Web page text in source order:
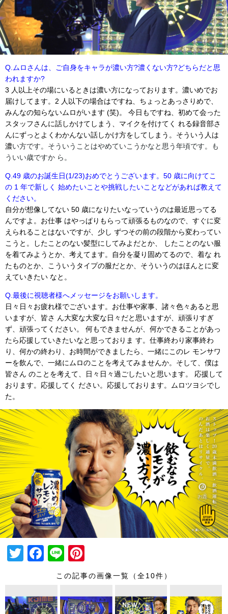
Q.ムロさんは、ご自身をキャラが濃い方?濃くない方?どちらだと思
われますか?
3 人以上その場にいるときは濃い方になっております。濃いめでお
届けしてます。2 人以下の場合はですね、ちょっとあっさりめで、
みんなの知らないムロがいます (笑)。 今日もですね、初めて会った
スタッフさんに話しかけてしまう、マイクを付けてく れる録音部さ
んにずっとよくわかんない話しかけ方をしてしまう。そういう人は
濃い方です。そういうことはやめていこうかなと思う年頃です。も
ういい歳ですか ら。
Q.49 歳のお誕生日(1/23)おめでとうございます。50 歳に向けてこ
の 1 年で新しく 始めたいことや挑戦したいことなどがあれば教えて
ください。
自分が想像してない 50 歳になりたいなっていうのは最近思ってる
んですよ。お仕事 はやっぱりもらって頑張るものなので、すぐに変
えられることはないですが、少し ずつその前の段階から変わってい
こうと。したことのない髪型にしてみよだとか、 したことのない服
を着てみようとか、考えてます。自分を凝り固めてるので、着な れ
たものとか、こういうタイプの服だとか、そういうのはほんとに変
えていきたい なと。
Q.最後に視聴者様へメッセージをお願いします。
日々日々お疲れ様でございます。お仕事や家事、諸々色々あると思
いますが、皆さ ん大変な大変な日々だと思いますが、頑張りすぎ
ず、頑張ってください。 何もできませんが、何かできることがあっ
たら応援していきたいなと思っておりま す。仕事終わり家事終わ
り、何かの終わり、お時間ができましたら、一緒にこのレ モンサワ
ーを飲んで、一緒にムロのことを考えてみませんか。そして、僕は
皆さん のことを考えて、日々日々過ごしたいと思います。 応援して
おります。応援してく ださい。応援しております。ムロツヨシでし
た。
T
er
F
e
Li
n
nt
e
この記事の画像一覧（全10件）